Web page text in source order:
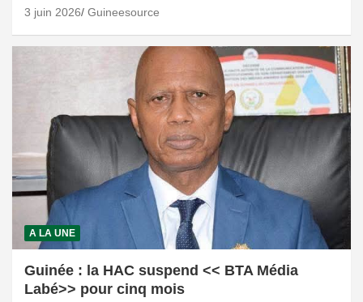
3 juin 2026 Guineesource
A LA UNE
Guinée : la HAC suspend << BTA Média
Labé>> pour cinq mois